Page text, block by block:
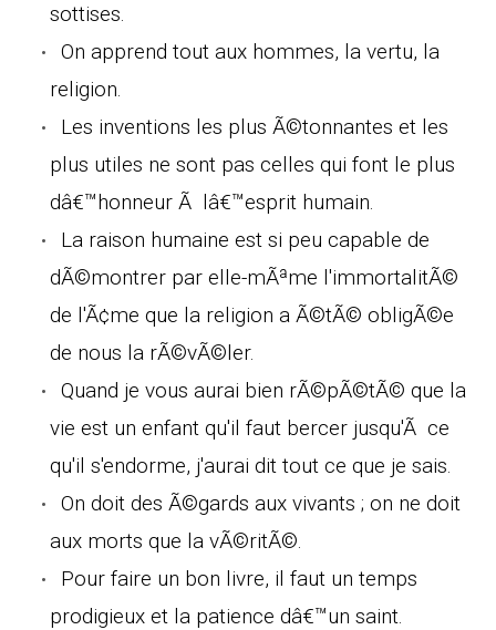
sottises.
On apprend tout aux hommes, la vertu, la
religion.
Les inventions les plus Ã©tonnantes et les
plus utiles ne sont pas celles qui font le plus
dâ€™honneur Ã lâ€™esprit humain.
La raison humaine est si peu capable de
dÃ©montrer par elle-mÃªme l'immortalitÃ©
de l'Ã¢me que la religion a Ã©tÃ© obligÃ©e
de nous la rÃ©vÃ©ler.
Quand je vous aurai bien rÃ©pÃ©tÃ© que la
vie est un enfant qu'il faut bercer jusqu'Ã ce
qu'il s'endorme, j'aurai dit tout ce que je sais.
On doit des Ã©gards aux vivants ; on ne doit
aux morts que la vÃ©ritÃ©.
Pour faire un bon livre, il faut un temps
prodigieux et la patience dâ€™un saint.